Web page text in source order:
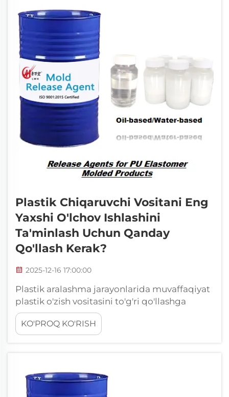
Plastik Chiqaruvchi Vositani Eng
Yaxshi O'lchov Ishlashini
Ta'minlash Uchun Qanday
Qo'llash Kerak?
2025-12-16 17:00:00
Plastik aralashma jarayonlarida muvaffaqiyat
plastik o'zish vositasini to'g'ri qo'llashga
bog'liq bo'lib, aralashmani osongina ajratish
va mahsulot sifatini saqlash uchun
kafolatlanadi. Ushbu muhim kimyoviy
KO'PROQ KO'RISH